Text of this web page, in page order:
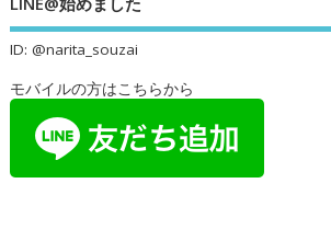
ID: @narita_souzai
モバイルの方はこちらから